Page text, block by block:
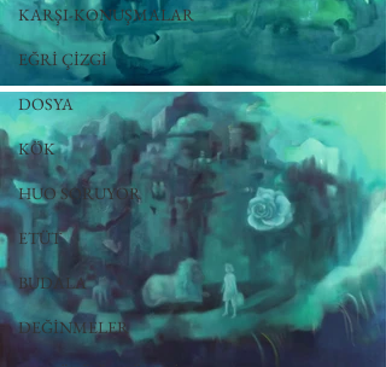
KARŞI-KONUŞMALAR
EĞRİ ÇİZGİ
DOSYA
KÖK
HUO SORUYOR
ETÜT
BUDALA
DEĞİNMELER